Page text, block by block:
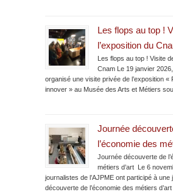
Les flops au top !
l’exposition du
Les flops au top ! Visite
Cnam Le 19 janvier 2026,
organisé une visite privée de l’exposition «
innover » au Musée des Arts et Métiers
Journée
l’économie des
Journée découverte de
métiers d’art Le 6
journalistes de l’AJPME ont participé à une
découverte de l’économie des métiers